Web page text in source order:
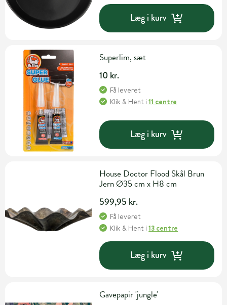
Læg i kurv
Superlim, sæt
10 kr.
Få leveret
Klik & Hent i11 centre
Læg i kurv
House Doctor Flood Skål Brun
Jern Ø35 cm x H8 cm
599,95 kr.
Få leveret
Klik & Hent i13 centre
Læg i kurv
Gavepapir 'jungle'